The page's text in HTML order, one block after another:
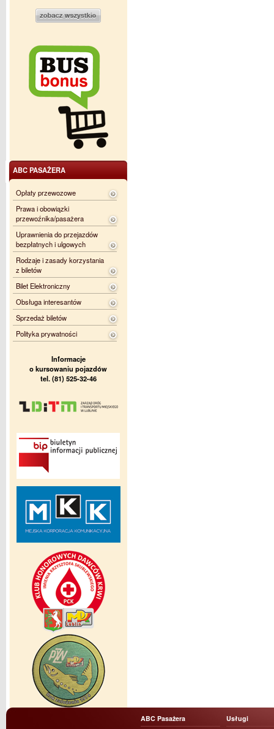
ABC PASAŻERA
Opłaty przewozowe
Prawa i obowiązki
przewoźnika/pasażera
Uprawnienia do przejazdów
bezpłatnych i ulgowych
Rodzaje i zasady korzystania
z biletów
Bilet Elektroniczny
Obsługa interesantów
Sprzedaż biletów
Polityka prywatności
Informacje
o kursowaniu pojazdów
tel. (81) 525-32-46
ABC Pasażera Usługi